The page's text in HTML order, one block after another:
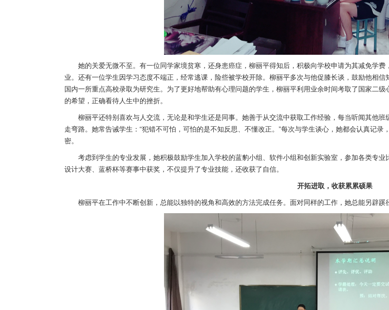
她的关爱无微不至。有一位同学家境贫寒，还身患癌症，柳丽平得知后，积极向学校申请为其减免学
业。还有一位学生因学习态度不端正，经常逃课，险些被学校开除。柳丽平多次与他促膝长谈，鼓励他相
国内一所重点高校录取为研究生。为了更好地帮助有心理问题的学生，柳丽平利用业余时间考取了国家二
的希望，正确看待人生中的挫折。
柳丽平还特别喜欢与人交流，无论是和学生还是同事。她善于从交流中获取工作经验，每当听闻其他
走弯路。她常告诫学生：“犯错不可怕，可怕的是不知反思、不懂改正。”每次与学生谈心，她都会认真记
密。
考虑到学生的专业发展，她积极鼓励学生加入学校的蓝豹小组、软件小组和创新实验室，参加各类专
设计大赛、蓝桥杯等赛事中获奖，不仅提升了专业技能，还收获了自信。
开拓进取，收获累累硕果
柳丽平在工作中不断创新，总能以独特的视角和高效的方法完成任务。面对同样的工作，她总能另辟蹊